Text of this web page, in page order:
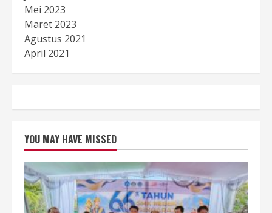
Mei 2023
Maret 2023
Agustus 2021
April 2021
YOU MAY HAVE MISSED